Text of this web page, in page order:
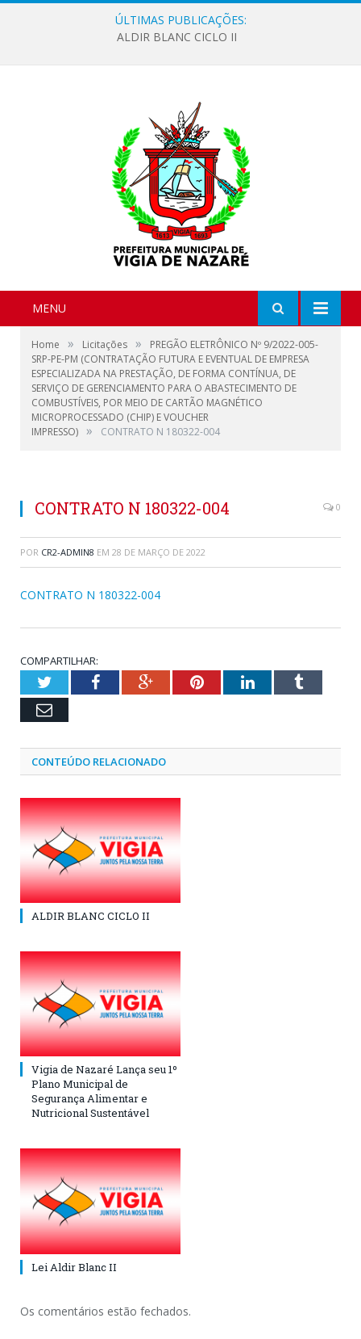
ÚLTIMAS PUBLICAÇÕES:
ALDIR BLANC CICLO II
MENU
Home » Licitações »
PREGÃO ELETRÔNICO Nº 9/2022-005-
SRP-PE-PM (CONTRATAÇÃO FUTURA E EVENTUAL DE EMPRESA
ESPECIALIZADA NA PRESTAÇÃO, DE FORMA CONTÍNUA, DE
SERVIÇO DE GERENCIAMENTO PARA O ABASTECIMENTO DE
COMBUSTÍVEIS, POR MEIO DE CARTÃO MAGNÉTICO
MICROPROCESSADO (CHIP) E VOUCHER
IMPRESSO) » CONTRATO N 180322-004
CONTRATO N 180322-004 0
POR CR2-ADMIN8 EM 28 DE MARÇO DE 2022
CONTRATO N 180322-004
COMPARTILHAR:
TwitterFacebookGoogle+PinterestLinkedInTumblr
Email
CONTEÚDO RELACIONADO
ALDIR BLANC CICLO II
Vigia de Nazaré Lança seu 1º
Plano Municipal de
Segurança Alimentar e
Nutricional Sustentável
Lei Aldir Blanc II
Os comentários estão fechados.